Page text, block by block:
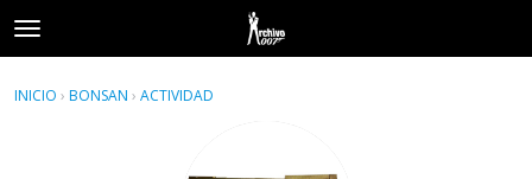
t
o
gAcceder · Registrarse
INICIO › BONSAN › ACTIVIDAD